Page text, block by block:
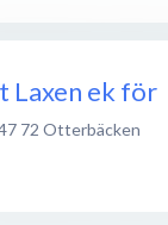
Laxen ek för
72 Otterbäcken